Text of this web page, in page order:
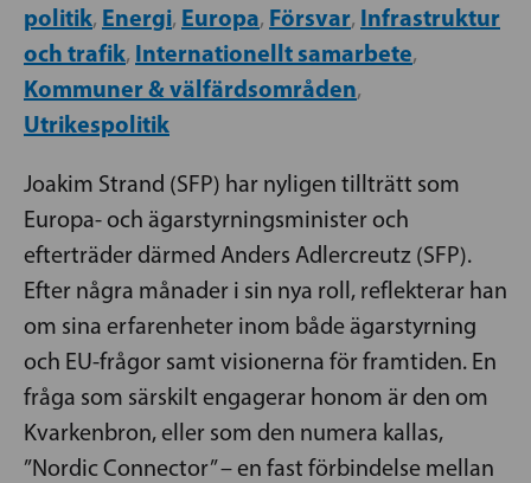
politik, Energi, Europa, Försvar, Infrastruktur
och trafik, Internationellt samarbete,
Kommuner & välfärdsområden,
Utrikespolitik
Joakim Strand (SFP) har nyligen tillträtt som
Europa- och ägarstyrningsminister och
efterträder därmed Anders Adlercreutz (SFP).
Efter några månader i sin nya roll, reflekterar han
om sina erfarenheter inom både ägarstyrning
och EU-frågor samt visionerna för framtiden. En
fråga som särskilt engagerar honom är den om
Kvarkenbron, eller som den numera kallas,
”Nordic Connector” – en fast förbindelse mellan